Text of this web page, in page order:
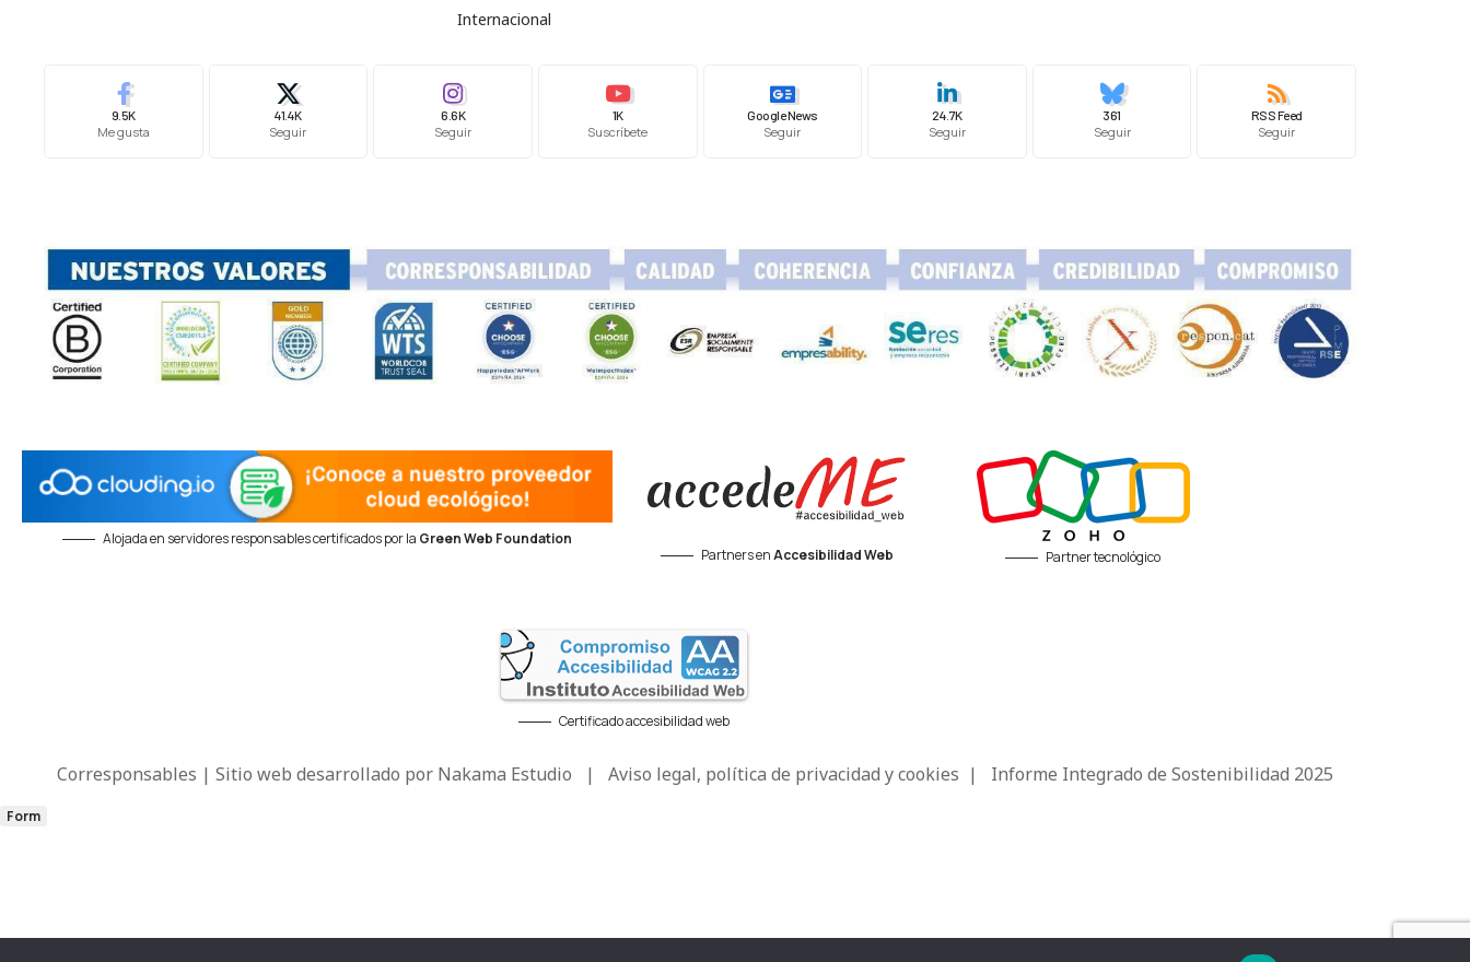
Internacional
9.5K
Me gusta
41.4K
Seguir
6.6K
Seguir
1K
Suscríbete
Google News
Seguir
24.7K
Seguir
361
Seguir
RSS Feed
Seguir
Alojada en servidores responsables certificados por la Green Web Foundation
Partners enAccesibilidad Web Partner tecnológico
Certificado accesibilidad web
Corresponsables | Sitio web desarrollado por Nakama Estudio | Aviso legal, política de privacidad y cookies | Informe Integrado de Sostenibilidad 2025
Form